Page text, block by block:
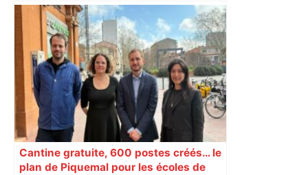
TOULOUSE : Une exposition évolutive à
La galerie 3.1, jusqu'au 23 mai – Presse
Agence
Cantine gratuite, 600 postes créés… le
plan de Piquemal pour les écoles de